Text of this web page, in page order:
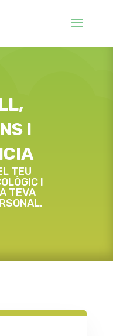
I
TEU
I
TEVA